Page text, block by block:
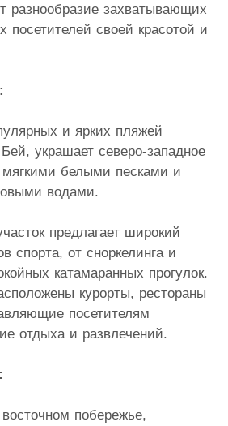
разнообразие захватывающих
своей красотой и
и ярких пляжей
украшает северо-западное
белыми песками и
водами.
предлагает широкий
спорта, от сноркелинга и
катамаранных прогулок.
курорты, рестораны
посетителям
отдыха и развлечений.
побережье,